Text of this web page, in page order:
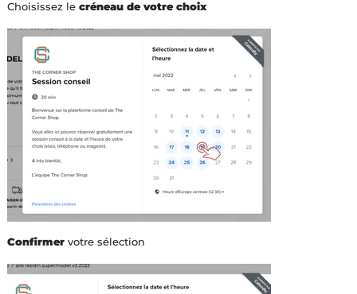
Choisissez le créneau de votre choix
Confirmervotre sélection